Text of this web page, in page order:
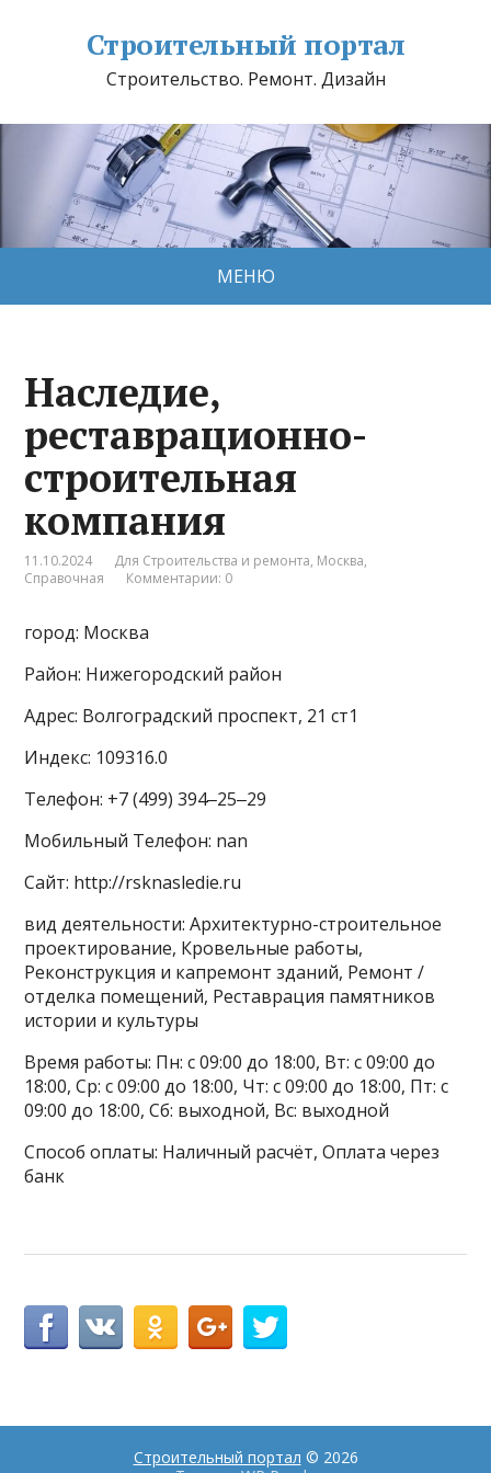
Строительный портал
Строительство. Ремонт. Дизайн
МЕНЮ
Наследие,
реставрационно-
строительная
компания
11.10.2024 Для Строительства и ремонта, Москва,
Справочная
Комментарии: 0
город: Москва
Район: Нижегородский район
Адрес: Волгоградский проспект, 21 ст1
Индекс: 109316.0
Телефон: +7 (499) 394‒25‒29
Мобильный Телефон: nan
Сайт: http://rsknasledie.ru
вид деятельности: Архитектурно-строительное
проектирование, Кровельные работы,
Реконструкция и капремонт зданий, Ремонт /
отделка помещений, Реставрация памятников
истории и культуры
Время работы: Пн: с 09:00 до 18:00, Вт: с 09:00 до
18:00, Ср: с 09:00 до 18:00, Чт: с 09:00 до 18:00, Пт: с
09:00 до 18:00, Сб: выходной, Вс: выходной
Способ оплаты: Наличный расчёт, Оплата через
банк
Строительный портал © 2026